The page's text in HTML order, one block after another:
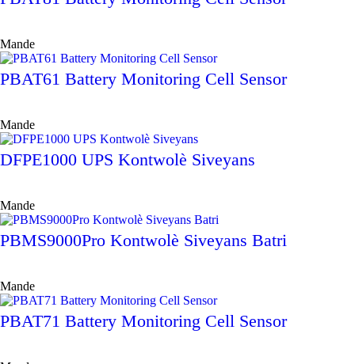
Mande
PBAT61 Battery Monitoring Cell Sensor
Mande
DFPE1000 UPS Kontwolè Siveyans
Mande
PBMS9000Pro Kontwolè Siveyans Batri
Mande
PBAT71 Battery Monitoring Cell Sensor